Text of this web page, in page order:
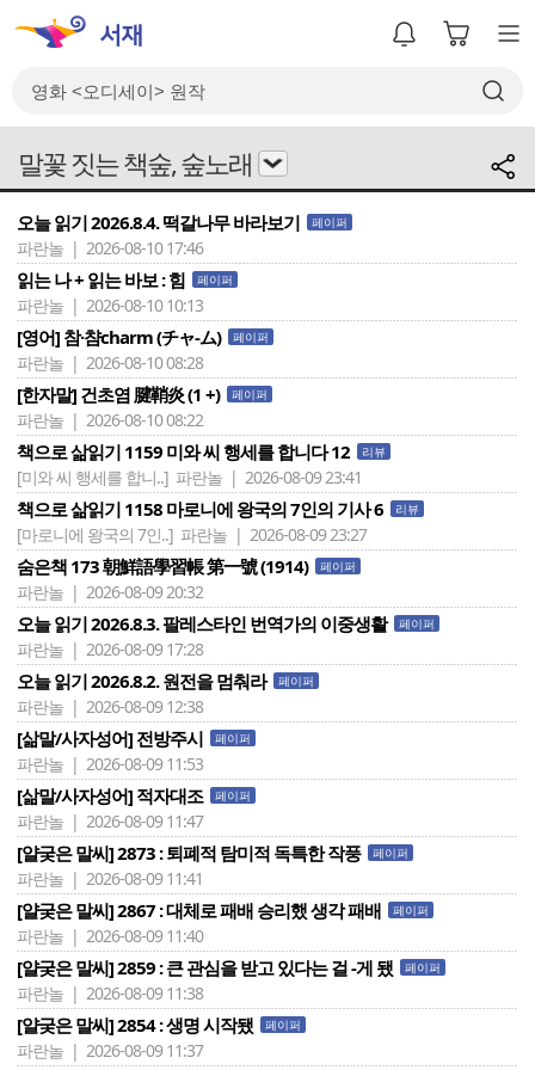
말꽃 짓는 책숲, 숲노래
오늘 읽기 2026.8.4. 떡갈나무 바라보기 페이퍼
파란놀 | 2026-08-10 17:46
읽는 나 + 읽는 바보 : 힘 페이퍼
파란놀 | 2026-08-10 10:13
[영어] 참·챰charm (チャ-ム) 페이퍼
파란놀 | 2026-08-10 08:28
[한자말] 건초염 腱鞘炎 (1 +) 페이퍼
파란놀 | 2026-08-10 08:22
책으로 삶읽기 1159 미와 씨 행세를 합니다 12 리뷰
[미와 씨 행세를 합니..] 파란놀 | 2026-08-09 23:41
책으로 삶읽기 1158 마로니에 왕국의 7인의 기사 6 리뷰
[마로니에 왕국의 7인..] 파란놀 | 2026-08-09 23:27
숨은책 173 朝鮮語學習帳 第一號 (1914) 페이퍼
파란놀 | 2026-08-09 20:32
오늘 읽기 2026.8.3. 팔레스타인 번역가의 이중생활 페이퍼
파란놀 | 2026-08-09 17:28
오늘 읽기 2026.8.2. 원전을 멈춰라 페이퍼
파란놀 | 2026-08-09 12:38
[삶말/사자성어] 전방주시 페이퍼
파란놀 | 2026-08-09 11:53
[삶말/사자성어] 적자대조 페이퍼
파란놀 | 2026-08-09 11:47
[얄궂은 말씨] 2873 : 퇴폐적 탐미적 독특한 작풍 페이퍼
파란놀 | 2026-08-09 11:41
[얄궂은 말씨] 2867 : 대체로 패배 승리했 생각 패배 페이퍼
파란놀 | 2026-08-09 11:40
[얄궂은 말씨] 2859 : 큰 관심을 받고 있다는 걸 -게 됐 페이퍼
파란놀 | 2026-08-09 11:38
[얄궂은 말씨] 2854 : 생명 시작됐 페이퍼
파란놀 | 2026-08-09 11:37